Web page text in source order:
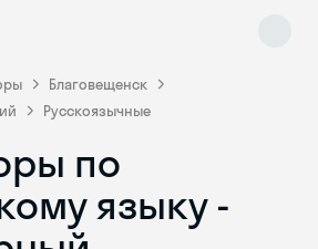
Благовещенск
Русскоязычные
по
языку -